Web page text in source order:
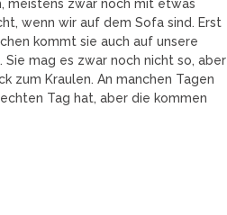
meistens zwar noch mit etwas
wenn wir auf dem Sofa sind. Erst
kommt sie auch auf unsere
. Sie mag es zwar noch nicht so, aber
zum Kraulen. An manchen Tagen
Tag hat, aber die kommen